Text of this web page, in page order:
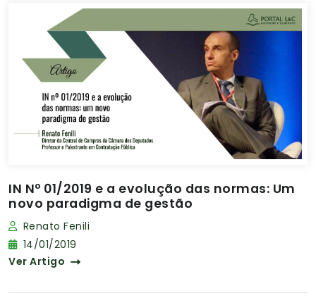
IN Nº 01/2019 e a evolução das normas: Um
novo paradigma de gestão
Renato Fenili
14/01/2019
Ver Artigo